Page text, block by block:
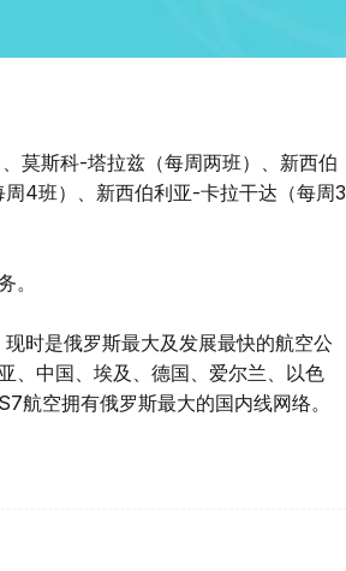
莫斯科-塔拉兹（每周两班）、新西伯
4班）、新西伯利亚-卡拉干达（每周3
。
时是俄罗斯最大及发展最快的航空公
、中国、埃及、德国、爱尔兰、以色
航空拥有俄罗斯最大的国内线网络。